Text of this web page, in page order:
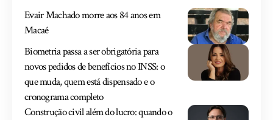
Evair Machado morre aos 84 anos em
Macaé
Biometria passa a ser obrigatória para
novos pedidos de benefícios no INSS: o
que muda, quem está dispensado e o
cronograma completo
Construção civil além do lucro: quando o